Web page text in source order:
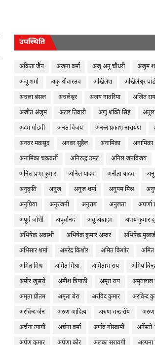
उपस्थिति
अंकिता जैन अंजना वर्मा अंजु अनु चौधरी
अंजुम
अंजू शर्मा
अकु श्रीवास्तव अखिलेश
अखिलेश्वर
अचला बंसल
अचलेश्वर अजय नावरिया
अजित राय
अजीत अंजुम
अटल तिवारी अणु शक्ति सिंह
अतुल
अदम गोंडवी
अनंत विजय अनन्त प्रकाश नारायण
अनवर मक़सूद
अनवर सुहैल अनामिका
अनामिका चक्रवर्ती
अनिरुद्ध उमट
अनिल जनविजय
अनिल प्रभा कुमार
अनिल यादव अनीता यादव
अनु
अनुकृति
अनुज अनुज शर्मा अनुपम मिश्र
अनुप्रिया
अनुरंजनी अनुराग अनुलता
अपर्णा
अपूर्व जोशी
अपूर्वानंद अबू अब्राहम
अभय कुमार
अभिषेक अवस्थी
अभिषेक कुमार अम्बर
अभिषेक
अभिसार शर्मा
अमरेंद्र किशोर अमित किशोर
अमित मिश्र
अमित मिश्रा अमिताभ राय
अमिय बिन्दु
अमीर खुसरो
अमीश त्रिपाठी अमृत राय
अमृतलाल
अमृता प्रीतम
अमृता बेरा अरविंद कुमार
अरविन्द
अरविन्द जैन
अरुण आदित्य अरुण चन्द्र रॉय
अरुण
अर्चना त्यागी
अर्चना वर्मा अर्णब गोस्वामी
अर्नेस्तो
अर्पण कुमार
अर्पणा कौर अलका सरावगी अल्पना